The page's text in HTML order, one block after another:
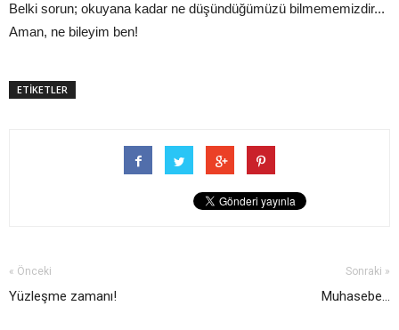
Belki sorun; okuyana kadar ne düşündüğümüzü bilmememizdir...
Aman, ne bileyim ben!
ETİKETLER
« Önceki
Yüzleşme zamanı!
Sonraki »
Muhasebe…